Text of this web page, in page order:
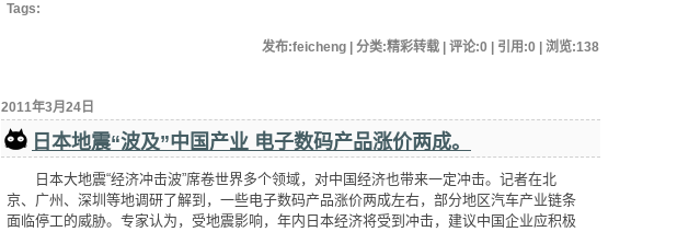
Tags:
发布:feicheng | 分类:精彩转载 | 评论:0 | 引用:0 | 浏览:138
2011年3月24日
日本地震“波及”中国产业 电子数码产品涨价两成。
日本大地震“经济冲击波”席卷世界多个领域，对中国经济也带来一定冲击。记者在北
京、广州、深圳等地调研了解到，一些电子数码产品涨价两成左右，部分地区汽车产业链条
面临停工的威胁。专家认为，受地震影响，年内日本经济将受到冲击，建议中国企业应积极